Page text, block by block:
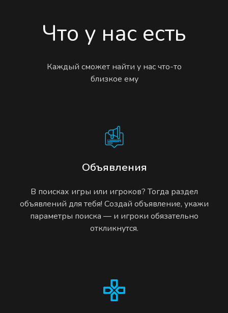
Что у нас есть
Каждый сможет найти у нас что-то
близкое ему
Объявления
В поисках игры или игроков? Тогда раздел
объявлений для тебя! Создай объявление, укажи
параметры поиска — и игроки обязательно
откликнутся.